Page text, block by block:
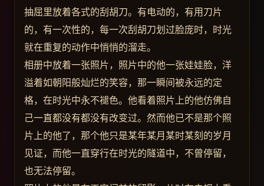
抽屈里放着各式的刮胡刀。有电动的，有用刀片
的，有一次性的，每一次刮胡刀划过脸庞时，时光
就在重复的动作中悄悄的溜走。
相册中放着一张照片，照片中的他一张娃娃脸，洋
溢着如朝阳般灿烂的笑容，那一瞬间被永远的定
格，在时光中永不褪色。他看着照片上的他仿佛自
己一直都没有都没有改变过。然而他已不是那个照
片上的他了，那个他只是某年某月某时某刻的岁月
见证，而他一直穿行在时光的隧道中，不曾停留，
也无法停留。